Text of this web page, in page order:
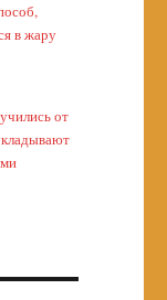
в жару
от